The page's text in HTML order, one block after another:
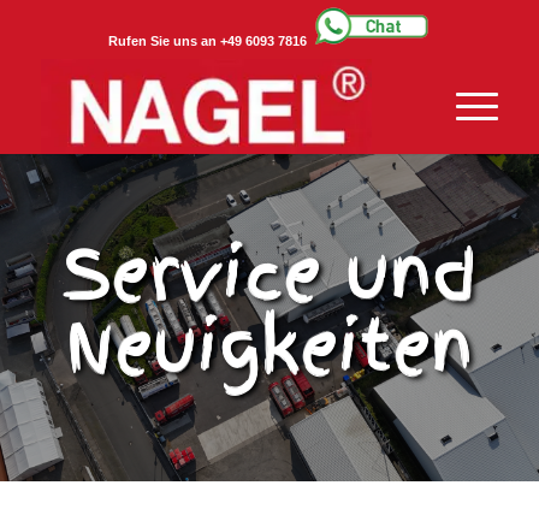
Rufen Sie uns an +49 6093 7816
Service und
Neuigkeiten